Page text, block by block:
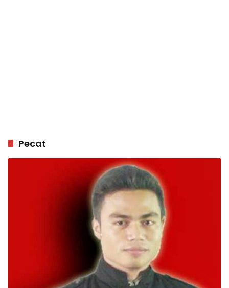
Pecat